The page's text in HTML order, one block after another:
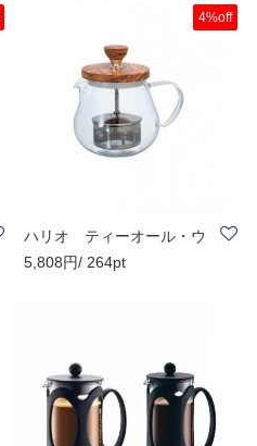
4%off
ハリオ ティーオール・ウ
ッド TEO-45-OV
5,808円/ 264pt